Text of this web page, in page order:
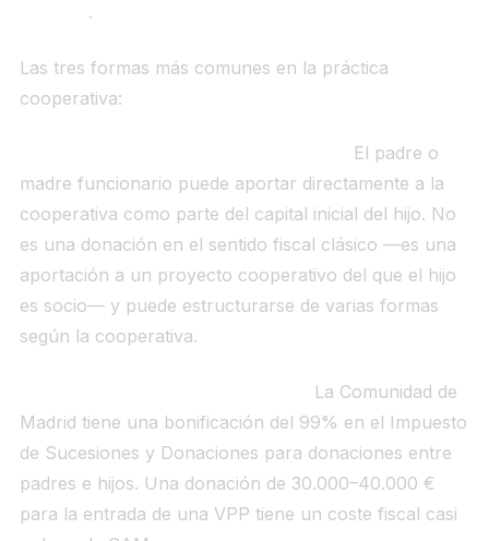
.
Las tres formas más comunes en la práctica
cooperativa:
El padre o
madre funcionario puede aportar directamente a la
cooperativa como parte del capital inicial del hijo. No
es una donación en el sentido fiscal clásico —es una
aportación a un proyecto cooperativo del que el hijo
es socio— y puede estructurarse de varias formas
según la cooperativa.
La Comunidad de
Madrid tiene una bonificación del 99% en el Impuesto
de Sucesiones y Donaciones para donaciones entre
padres e hijos. Una donación de 30.000–40.000 €
para la entrada de una VPP tiene un coste fiscal casi